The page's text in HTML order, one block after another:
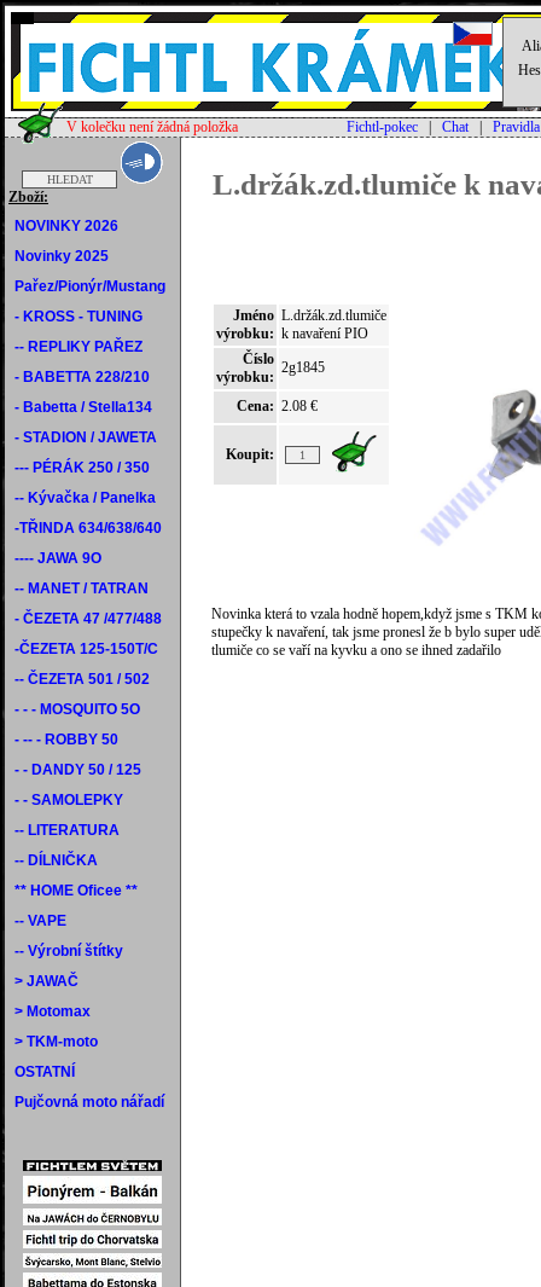
V kolečku není žádná položka Fichtl-pokec Chat| Pravidla
Zboží:
NOVINKY 2026
Novinky 2025
Pařez/Pionýr/Mustang
- KROSS - TUNING
-- REPLIKY PAŘEZ
- BABETTA 228/210
- Babetta / Stella134
- STADION / JAWETA
--- PÉRÁK 250 / 350
-- Kývačka / Panelka
-TŘINDA 634/638/640
---- JAWA 9O
-- MANET / TATRAN
- ČEZETA 47 /477/488
-ČEZETA 125-150T/C
-- ČEZETA 501 / 502
- - - MOSQUITO 5O
- -- - ROBBY 50
- - DANDY 50 / 125
- - SAMOLEPKY
-- LITERATURA
-- DÍLNIČKA
** HOME Oficee **
-- VAPE
-- Výrobní štítky
> JAWAČ
> Motomax
> TKM-moto
OSTATNÍ
Pujčovná moto nářadí
L.držák.zd.tlumiče k
Jméno
výrobku:
L.držák.zd.tlumiče
k navaření PIO
Číslo
výrobku:
2g1845
Cena: 2.08 €
Koupit:
Novinka která to vzala hodně hopem,když jsme s TKM
stupečky k navaření, tak jsme pronesl že b bylo super
tlumiče co se vaří na kyvku a ono se ihned zadařilo